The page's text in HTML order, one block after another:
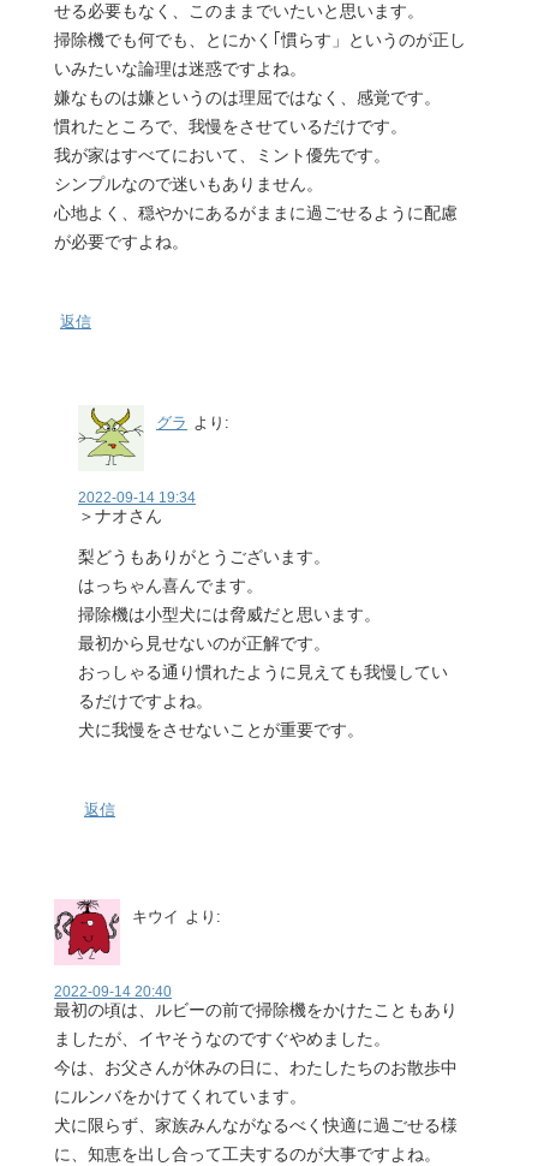
せる必要もなく、このままでいたいと思います。
掃除機でも何でも、とにかく｢慣らす」というのが正し
いみたいな論理は迷惑ですよね。
嫌なものは嫌というのは理屈ではなく、感覚です。
慣れたところで、我慢をさせているだけです。
我が家はすべてにおいて、ミント優先です。
シンプルなので迷いもありません。
心地よく、穏やかにあるがままに過ごせるように配慮
が必要ですよね。
返信
グラ より:
2022-09-14 19:34
＞ナオさん
梨どうもありがとうございます。
はっちゃん喜んでます。
掃除機は小型犬には脅威だと思います。
最初から見せないのが正解です。
おっしゃる通り慣れたように見えても我慢してい
るだけですよね。
犬に我慢をさせないことが重要です。
返信
キウイ より:
2022-09-14 20:40
最初の頃は、ルビーの前で掃除機をかけたこともあり
ましたが、イヤそうなのですぐやめました。
今は、お父さんが休みの日に、わたしたちのお散歩中
にルンバをかけてくれています。
犬に限らず、家族みんながなるべく快適に過ごせる様
に、知恵を出し合って工夫するのが大事ですよね。